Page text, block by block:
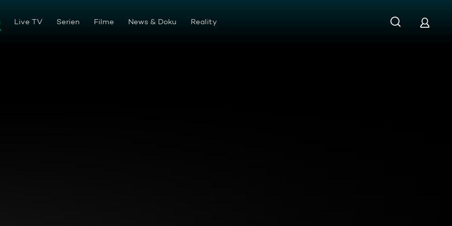
Live TV Serien Filme News & Doku Reality